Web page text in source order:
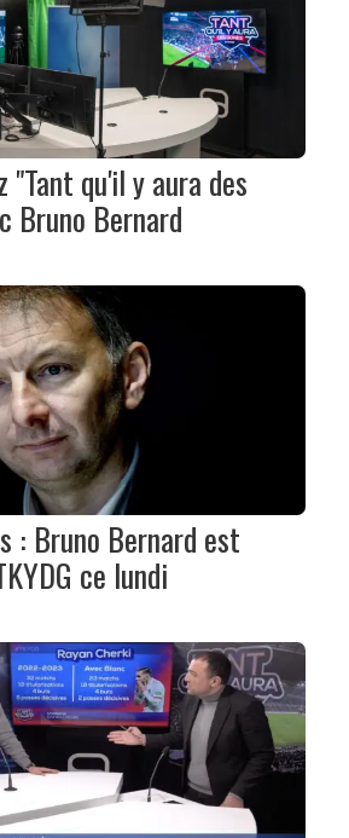
"Tant qu'il y aura des
Bruno Bernard
: Bruno Bernard est
ce lundi